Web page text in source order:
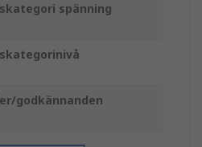
spänning
godkännanden